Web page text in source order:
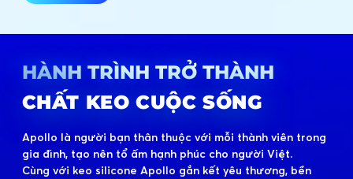
HÀNH TRÌNH TRỞ THÀNH
CHẤT KEO CUỘC SỐNG
Apollo là người bạn thân thuộc với mỗi thành viên trong
gia đình, tạo nên tổ ấm hạnh phúc cho người Việt.
Cùng với keo silicone Apollo gắn kết yêu thương,bền